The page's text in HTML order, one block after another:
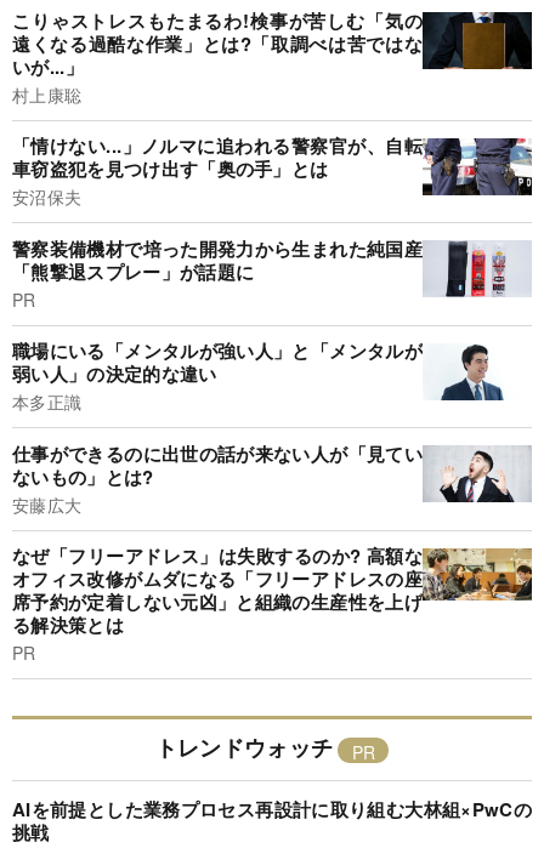
こりゃストレスもたまるわ!検事が苦しむ「気の
遠くなる過酷な作業」とは?「取調べは苦ではな
いが...」
村上康聡
「情けない...」ノルマに追われる警察官が、自転
車窃盗犯を見つけ出す「奥の手」とは
安沼保夫
警察装備機材で培った開発力から生まれた純国産
「熊撃退スプレー」が話題に
PR
職場にいる「メンタルが強い人」と「メンタルが
弱い人」の決定的な違い
本多正識
仕事ができるのに出世の話が来ない人が「見てい
ないもの」とは?
安藤広大
なぜ「フリーアドレス」は失敗するのか? 高額な
オフィス改修がムダになる「フリーアドレスの座
席予約が定着しない元凶」と組織の生産性を上げ
る解決策とは
PR
トレンドウォッチ
AIを前提とした業務プロセス再設計に取り組む大林組×PwCの
挑戦